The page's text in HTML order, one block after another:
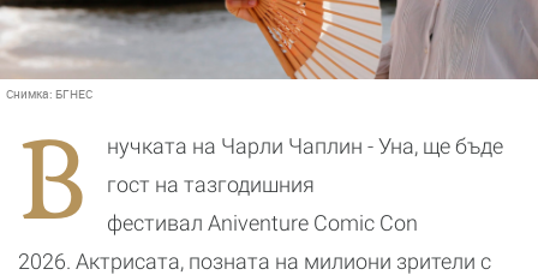
Снимка: БГНЕС
В
нучката на Чарли Чаплин - Уна, ще бъде
гост на тазгодишния
фестивал Aniventure Comic Con
2026. Актрисата, позната на милиони зрители с